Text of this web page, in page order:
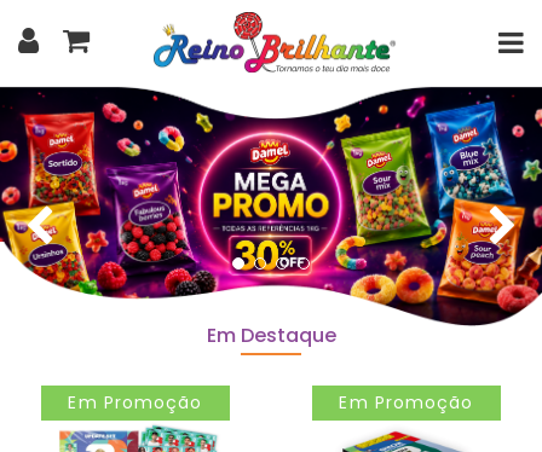
Em Destaque
Em Promoção Em Promoção